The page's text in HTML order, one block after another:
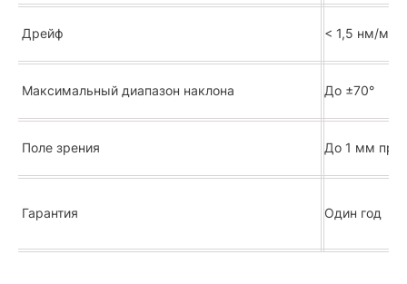
Дрейф < 1,5 нм/мин
Максимальный диапазон наклона До ±70°
Поле зрения До 1 мм при
Гарантия Один год